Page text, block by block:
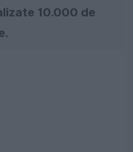
10.000 de